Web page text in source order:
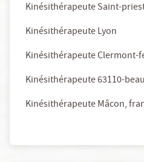
Kinésithérapeute Saint-
Kinésithérapeute Lyon
Kinésithérapeute Clermont-
Kinésithérapeute 63110-
Kinésithérapeute Mâcon,